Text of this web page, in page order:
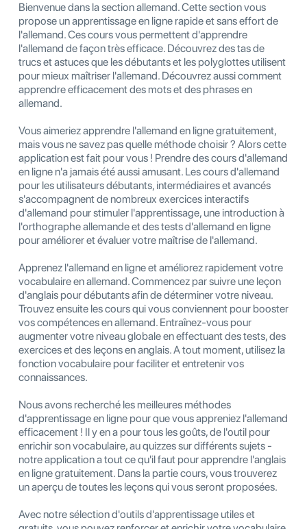
Bienvenue dans la section allemand. Cette section vous
propose un apprentissage en ligne rapide et sans effort de
l'allemand. Ces cours vous permettent d'apprendre
l'allemand de façon très efficace. Découvrez des tas de
trucs et astuces que les débutants et les polyglottes utilisent
pour mieux maîtriser l'allemand. Découvrez aussi comment
apprendre efficacement des mots et des phrases en
allemand.
Vous aimeriez apprendre l'allemand en ligne gratuitement,
mais vous ne savez pas quelle méthode choisir ? Alors cette
application est fait pour vous ! Prendre des cours d'allemand
en ligne n'a jamais été aussi amusant. Les cours d'allemand
pour les utilisateurs débutants, intermédiaires et avancés
s'accompagnent de nombreux exercices interactifs
d'allemand pour stimuler l'apprentissage, une introduction à
l'orthographe allemande et des tests d'allemand en ligne
pour améliorer et évaluer votre maîtrise de l'allemand.
Apprenez l'allemand en ligne et améliorez rapidement votre
vocabulaire en allemand. Commencez par suivre une leçon
d'anglais pour débutants afin de déterminer votre niveau.
Trouvez ensuite les cours qui vous conviennent pour booster
vos compétences en allemand. Entraînez-vous pour
augmenter votre niveau globale en effectuant des tests, des
exercices et des leçons en anglais. A tout moment, utilisez la
fonction vocabulaire pour faciliter et entretenir vos
connaissances.
Nous avons recherché les meilleures méthodes
d'apprentissage en ligne pour que vous appreniez l'allemand
efficacement ! Il y en a pour tous les goûts, de l'outil pour
enrichir son vocabulaire, au quizzes sur différents sujets -
notre application a tout ce qu'il faut pour apprendre l'anglais
en ligne gratuitement. Dans la partie cours, vous trouverez
un aperçu de toutes les leçons qui vous seront proposées.
Avec notre sélection d'outils d'apprentissage utiles et